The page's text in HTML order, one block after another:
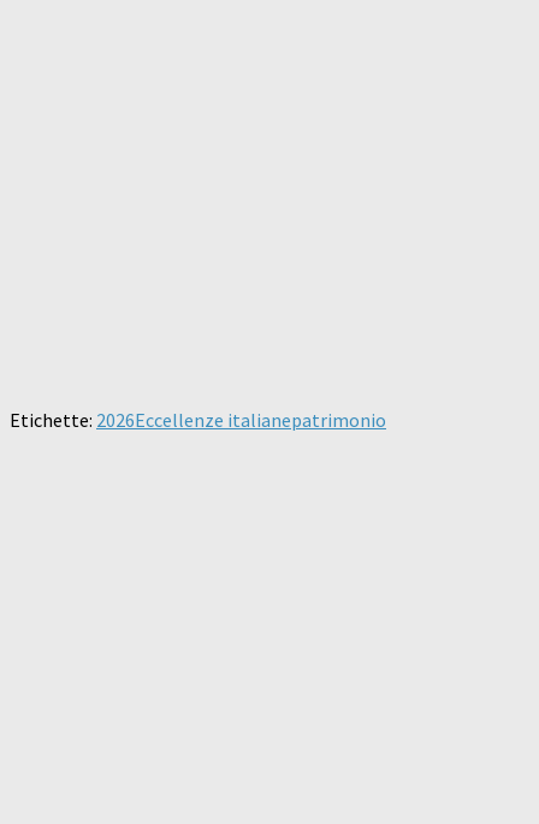
Etichette: 2026Eccellenze italianepatrimonio